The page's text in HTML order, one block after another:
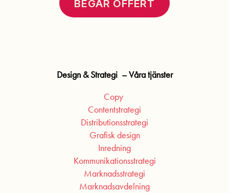
BEGÄR OFFERT
Design & Strategi – Våra tjänster
Copy
Contentstrategi
Distributionsstrategi
Grafisk design
Inredning
Kommunikationsstrategi
Marknadsstrategi
Marknadsavdelning